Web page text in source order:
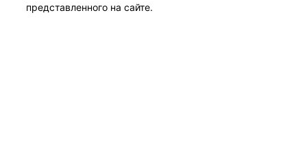
представленного на сайте.